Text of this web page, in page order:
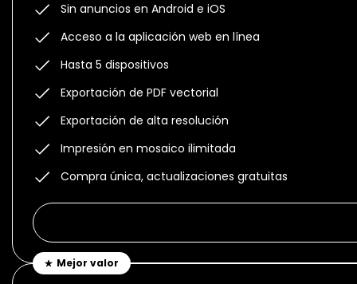
Sin anuncios en Android e iOS
Acceso a la aplicación web en línea
Hasta 5 dispositivos
Exportación de PDF vectorial
Exportación de alta resolución
Impresión en mosaico ilimitada
Compra única, actualizaciones gratuitas
Mejor valor